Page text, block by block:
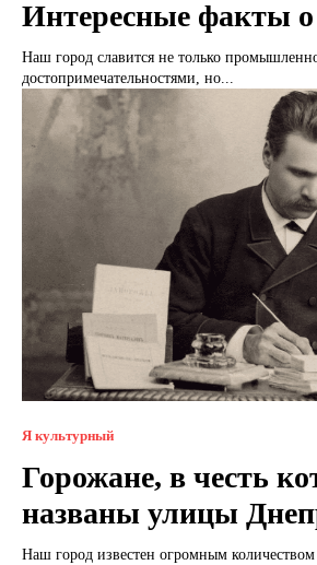
Интересные факты
Наш город славится не только
достопримечательностями, но...
Я культурный
Горожане, в честь
названы улицы
Наш город известен огромным